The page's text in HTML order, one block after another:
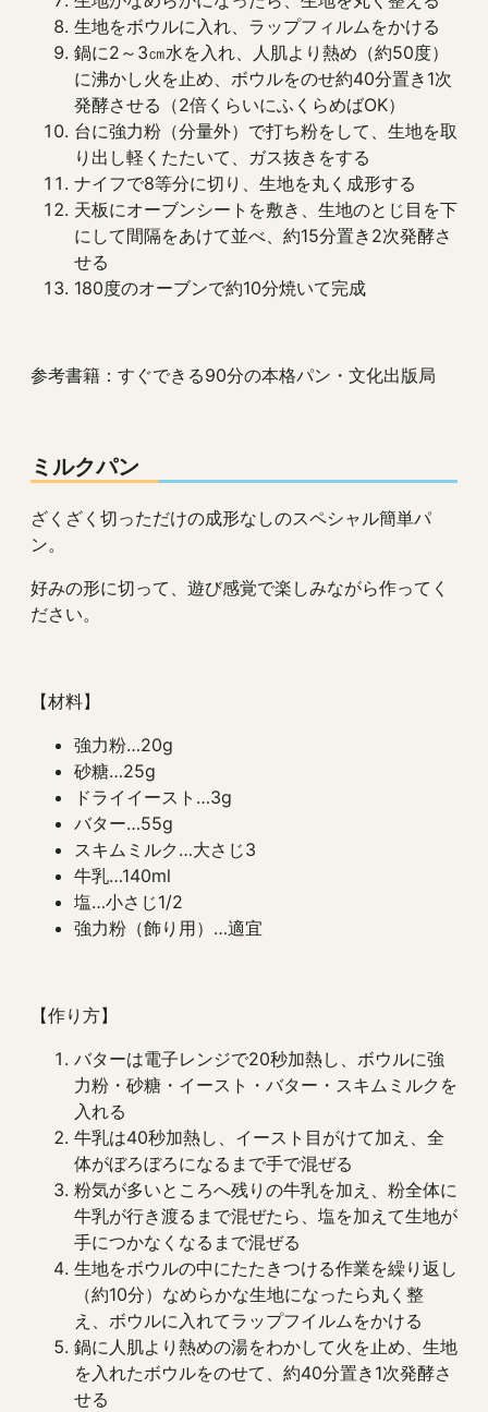
生地をボウルに入れ、ラップフィルムをかける
鍋に2～3㎝水を入れ、人肌より熱め（約50度）
に沸かし火を止め、ボウルをのせ約40分置き1次
発酵させる（2倍くらいにふくらめばOK）
台に強力粉（分量外）で打ち粉をして、生地を取
り出し軽くたたいて、ガス抜きをする
ナイフで8等分に切り、生地を丸く成形する
天板にオーブンシートを敷き、生地のとじ目を下
にして間隔をあけて並べ、約15分置き2次発酵さ
せる
180度のオーブンで約10分焼いて完成
参考書籍：すぐできる90分の本格パン・文化出版局
ミルクパン
ざくざく切っただけの成形なしのスペシャル簡単パ
ン。
好みの形に切って、遊び感覚で楽しみながら作ってく
ださい。
【材料】
強力粉…20g
砂糖…25g
ドライイースト…3g
バター…55g
スキムミルク…大さじ3
牛乳…140ml
塩…小さじ1/2
強力粉（飾り用）…適宜
【作り方】
バターは電子レンジで20秒加熱し、ボウルに強
力粉・砂糖・イースト・バター・スキムミルクを
入れる
牛乳は40秒加熱し、イースト目がけて加え、全
体がぼろぼろになるまで手で混ぜる
粉気が多いところへ残りの牛乳を加え、粉全体に
牛乳が行き渡るまで混ぜたら、塩を加えて生地が
手につかなくなるまで混ぜる
生地をボウルの中にたたきつける作業を繰り返し
（約10分）なめらかな生地になったら丸く整
え、ボウルに入れてラップフイルムをかける
鍋に人肌より熱めの湯をわかして火を止め、生地
を入れたボウルをのせて、約40分置き1次発酵さ
せる